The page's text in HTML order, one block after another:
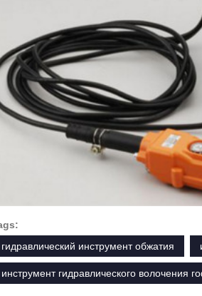
гидравлический инструмент обжатия
инструмент гидравлического волочения